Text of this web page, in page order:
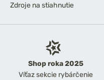
Shop roka 2025
Víťaz sekcie rybárčenie
Zdroje na stiahnutie